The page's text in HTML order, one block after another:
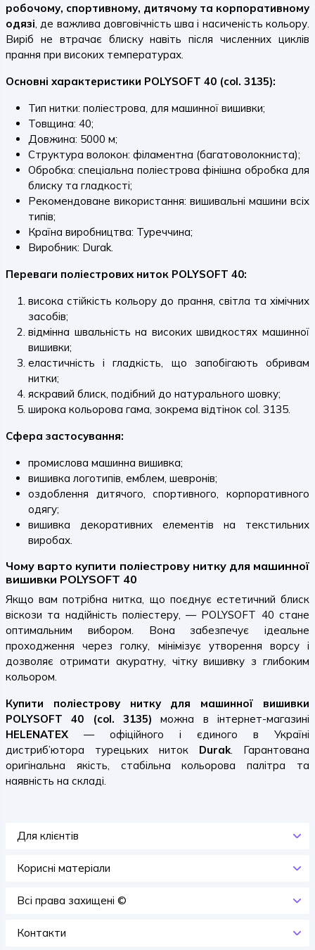
робочому, спортивному, дитячому та корпоративному
одязі, де важлива довговічність шва і насиченість кольору.
Виріб не втрачає блиску навіть після численних циклів
прання при високих температурах.
Основні характеристики POLYSOFT 40 (col. 3135):
Тип нитки: поліестрова, для машинної вишивки;
Товщина: 40;
Довжина: 5000 м;
Структура волокон: філаментна (багатоволокниста);
Обробка: спеціальна поліестрова фінішна обробка для
блиску та гладкості;
Рекомендоване використання: вишивальні машини всіх
типів;
Країна виробництва: Туреччина;
Виробник: Durak.
Переваги поліестрових ниток POLYSOFT 40:
висока стійкість кольору до прання, світла та хімічних
засобів;
відмінна швальність на високих швидкостях машинної
вишивки;
еластичність і гладкість, що запобігають обривам
нитки;
яскравий блиск, подібний до натурального шовку;
широка кольорова гама, зокрема відтінок col. 3135.
Сфера застосування:
промислова машинна вишивка;
вишивка логотипів, емблем, шевронів;
оздоблення дитячого, спортивного, корпоративного
одягу;
вишивка декоративних елементів на текстильних
виробах.
Чому варто купити поліестрову нитку для машинної
вишивки POLYSOFT 40
Якщо вам потрібна нитка, що поєднує естетичний блиск
віскози та надійність поліестеру, — POLYSOFT 40 стане
оптимальним вибором. Вона забезпечує ідеальне
проходження через голку, мінімізує утворення ворсу і
дозволяє отримати акуратну, чітку вишивку з глибоким
кольором.
Купити поліестрову нитку для машинної вишивки
POLYSOFT 40 (col. 3135) можна в інтернет-магазині
HELENATEX — офіційного і єдиного в Україні
дистриб’ютора турецьких ниток Durak. Гарантована
оригінальна якість, стабільна кольорова палітра та
наявність на складі.
Для клієнтів
Корисні матеріали
Всi права захищенi ©
Контакти